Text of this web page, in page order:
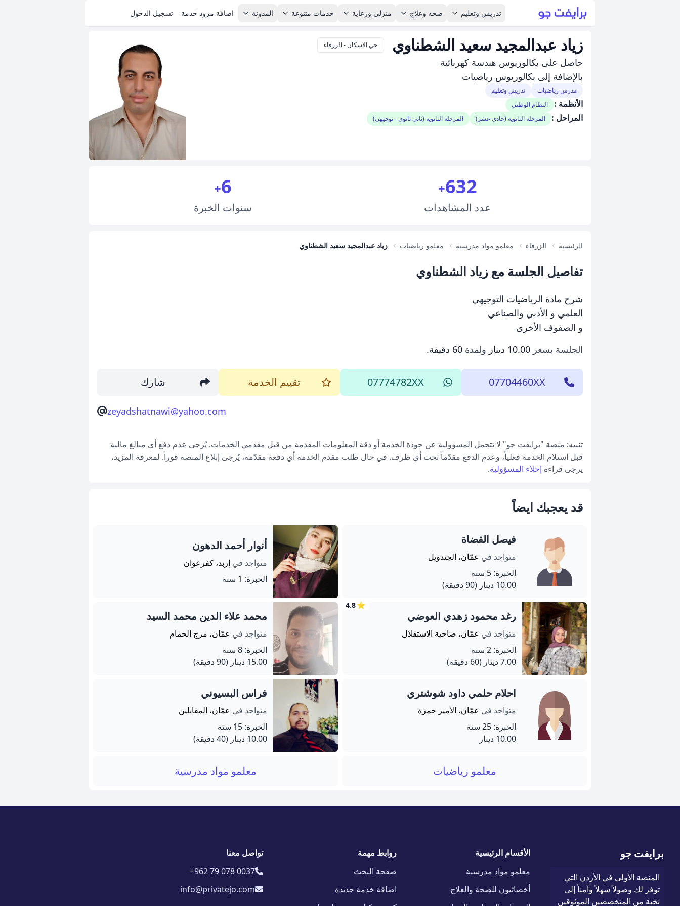
تدريس وتعليم صحه وعلاج منزلي ورعاية خدمات متنوعة المدونة اضافة مزود خدمة تسجيل الدخول
زياد عبدالمجيد سعيد الشطناوي حي الاسكان - الزرقاء
حاصل على بكالوريوس هندسة كهربائية
بالإضافة إلى بكالوريوس رياضيات
مدرس رياضيات تدريس وتعليم
الأنظمة : النظام الوطني
المراحل : المرحلة الثانوية (حادي عشر) المرحلة الثانوية (ثاني ثانوي - توجيهي)
632
+
عدد المشاهدات
6
+
سنوات الخبرة
الرئيسية الزرقاء معلمو مواد مدرسية معلمو رياضيات زياد عبدالمجيد سعيد الشطناوي
تفاصيل الجلسة مع زياد الشطناوي
شرح مادة الرياضيات التوجيهي
العلمي و الأدبي والصناعي
و الصفوف الأخرى
الجلسة بسعر 10.00 دينار ولمدة 60 دقيقة .
07704460XX
07774782XX تقييم الخدمة شارك
zeyadshatnawi@yahoo.com
تنبيه: منصة "برايفت جو" لا تتحمل المسؤولية عن جودة الخدمة أو دقة المعلومات المقدمة من قبل مقدمي الخدمات. يُرجى عدم دفع أي مبالغ مالية
قبل استلام الخدمة فعلياً، وعدم الدفع مقدّماً تحت أي ظرف. في حال طلب مقدم الخدمة أي دفعة مقدّمة، يُرجى إبلاغ المنصة فوراً. لمعرفة المزيد،
يرجى قراءة إخلاء المسؤولية.
قد يعجبك ايضاً
فيصل القضاة
متواجد في عمّان، الجندويل
الخبرة: 5 سنة
10.00 دينار
(90 دقيقة)
أنوار أحمد الدهون
متواجد في إربد، كفرعوان
الخبرة: 1 سنة
⭐
4.8
رغد محمود زهدي العوضي
متواجد في عمّان، ضاحية الاستقلال
الخبرة: 2 سنة
7.00 دينار
(60 دقيقة)
محمد علاء الدين محمد السيد
متواجد في عمّان، مرج الحمام
الخبرة: 8 سنة
15.00 دينار
(90 دقيقة)
احلام حلمي داود شوشتري
متواجد في عمّان، الأمير حمزة
الخبرة: 25 سنة
10.00 دينار
فراس البسيوني
متواجد في عمّان، المقابلين
الخبرة: 15 سنة
10.00 دينار
(40 دقيقة)
معلمو رياضيات معلمو مواد مدرسية
برايفت جو
المنصة الأولى في الأردن التي
توفر لك وصولاً سهلاً وآمناً إلى
نخبة من المتخصصين الموثوقين
الأقسام الرئيسية
معلمو مواد مدرسية
أخصائيون للصحة والعلاج
روابط مهمة
صفحة البحث
اضافة خدمة جديدة
تواصل معنا
+962 79 078 0037
info@privatejo.com